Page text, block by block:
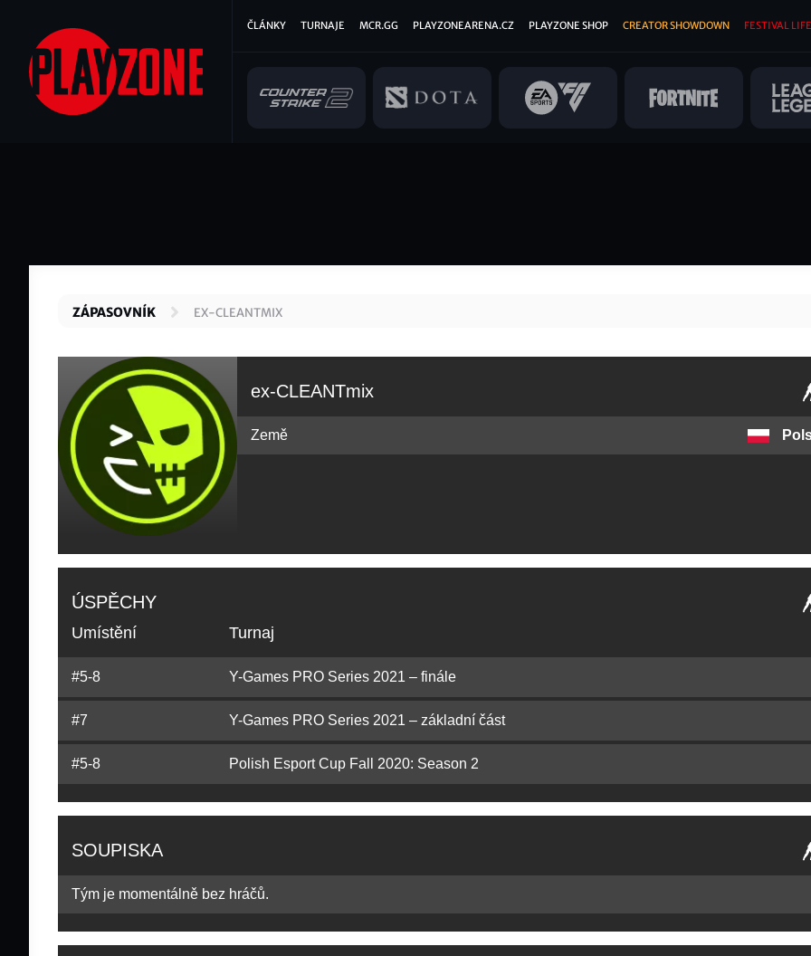
hlavnímu
obsahu
Hlavní
ČLÁNKY TURNAJE MCR.GG PLAYZONEARENA.CZ PLAYZONE SHOP CREATOR SHOWDOWN FESTIVAL
ZÁPASOVNÍK EX-CLEANTMIX
ex-CLEANTmix
Země
ÚSPĚCHY
Umístění Turnaj
#5-8 Y-Games PRO Series 2021 – finále
#7 Y-Games PRO Series 2021 – základní část
#5-8 Polish Esport Cup Fall 2020: Season 2
SOUPISKA
Tým je momentálně bez hráčů.